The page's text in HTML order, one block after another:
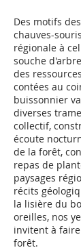
Des motifs
chauves-
régionale à
souche
des
contées au
buissonnier
diverses
collectif,
écoute
de la forêt,
repas de
paysages
récits
la lisière du
oreilles, nos
invitent à faire
forêt.